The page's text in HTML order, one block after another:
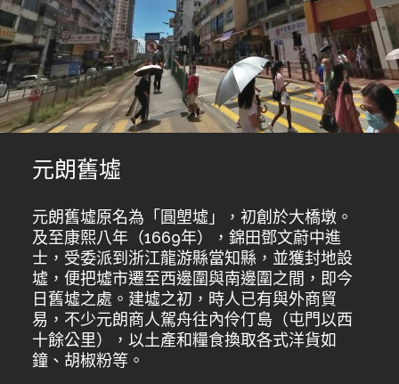
元朗舊墟
元朗舊墟原名為「圓塱墟」，初創於大橋墩。
及至康熙八年（1669年），錦田鄧文蔚中進
士，受委派到浙江龍游縣當知縣，並獲封地設
墟，便把墟市遷至西邊圍與南邊圍之間，即今
日舊墟之處。建墟之初，時人已有與外商貿
易，不少元朗商人駕舟往內伶仃島（屯門以西
十餘公里），以土產和糧食換取各式洋貨如
鐘、胡椒粉等。